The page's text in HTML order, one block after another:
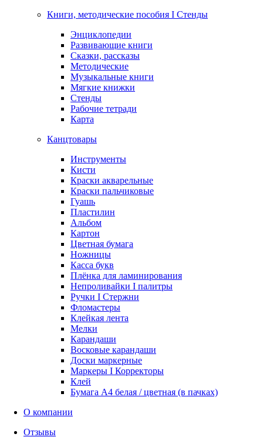
Книги, методические пособия I Стенды
Энциклопедии
Развивающие книги
Сказки, рассказы
Методические
Музыкальные книги
Мягкие книжки
Стенды
Рабочие тетради
Карта
Канцтовары
Инструменты
Кисти
Краски акварельные
Краски пальчиковые
Гуашь
Пластилин
Альбом
Картон
Цветная бумага
Ножницы
Касса букв
Плёнка для ламинирования
Непроливайки I палитры
Ручки I Стержни
Фломастеры
Клейкая лента
Мелки
Карандаши
Восковые карандаши
Доски маркерные
Маркеры I Корректоры
Клей
Бумага А4 белая / цветная (в пачках)
О компании
Отзывы